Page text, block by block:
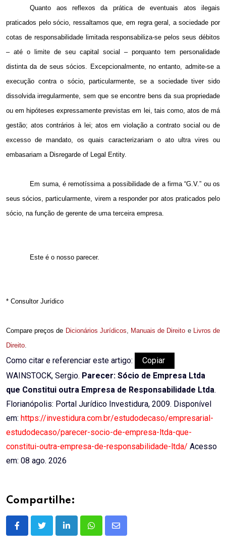
Quanto aos reflexos da prática de eventuais atos ilegais
praticados pelo sócio, ressaltamos que, em regra geral, a sociedade por
cotas de responsabilidade limitada responsabiliza-se pelos seus débitos
– até o limite de seu capital social – porquanto tem personalidade
distinta da de seus sócios. Excepcionalmente, no entanto, admite-se a
execução contra o sócio, particularmente, se a sociedade tiver sido
dissolvida irregularmente, sem que se encontre bens da sua propriedade
ou em hipóteses expressamente previstas em lei, tais como, atos de má
gestão; atos contrários à lei; atos em violação a contrato social ou de
excesso de mandato, os quais caracterizariam o ato ultra vires ou
embasariam a Disregarde of Legal Entity.
Em suma, é remotíssima a possibilidade de a firma “G.V.” ou os
seus sócios, particularmente, virem a responder por atos praticados pelo
sócio, na função de gerente de uma terceira empresa.
Este é o nosso parecer.
* Consultor Jurídico
Compare preços de Dicionários Jurídicos, Manuais de Direito e Livros de
Direito.
Como citar e referenciar este artigo:
Copiar
WAINSTOCK, Sergio. Parecer: Sócio de Empresa Ltda
que Constitui outra Empresa de Responsabilidade Ltda.
Florianópolis: Portal Jurídico Investidura, 2009. Disponível
em: https://investidura.com.br/estudodecaso/empresarial-
estudodecaso/parecer-socio-de-empresa-ltda-que-
constitui-outra-empresa-de-responsabilidade-ltda/ Acesso
em: 08 ago. 2026
Compartilhe:
LinkedInWhatsappShare